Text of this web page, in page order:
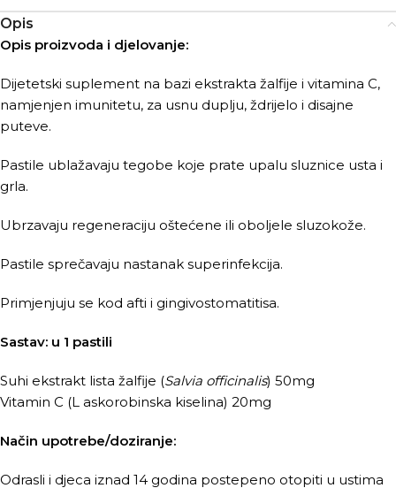
Opis
Opis proizvoda i djelovanje:
Dijetetski suplement na bazi ekstrakta žalfije i vitamina C,
namjenjen imunitetu, za usnu duplju, ždrijelo i disajne
puteve.
Pastile ublažavaju tegobe koje prate upalu sluznice usta i
grla.
Ubrzavaju regeneraciju oštećene ili oboljele sluzokože.
Pastile sprečavaju nastanak superinfekcija.
Primjenjuju se kod afti i gingivostomatitisa.
Sastav: u 1 pastili
Suhi ekstrakt lista žalfije (Salvia officinalis) 50mg
Vitamin C (L askorobinska kiselina) 20mg
Način upotrebe/doziranje:
Odrasli i djeca iznad 14 godina postepeno otopiti u ustima